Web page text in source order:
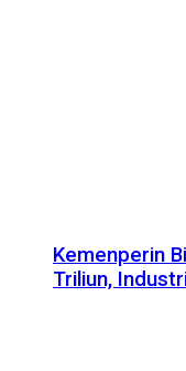
Kemenperin
Triliun,